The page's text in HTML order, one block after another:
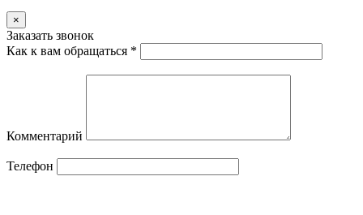
×
Заказать звонок
Как к вам обращаться *
Комментарий
Телефон